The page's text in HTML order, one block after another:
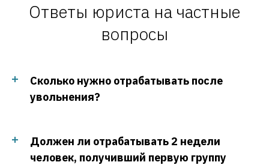
Ответы юриста на частные
вопросы
Сколько нужно отрабатывать после
увольнения?
Должен ли отрабатывать 2 недели
человек, получивший первую группу